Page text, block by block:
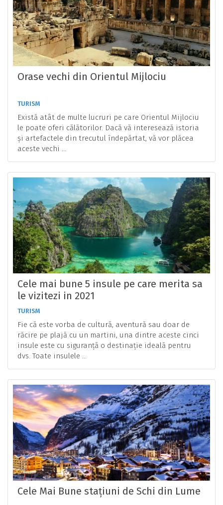
Orase vechi din Orientul Mijlociu
TURISM
Există atât de multe lucruri pe care Orientul Mijlociu
le poate oferi călătorilor. Dacă vă interesează istoria
și artefactele din trecutul îndepărtat, vă vor plăcea
aceste vechi ...
Cele mai bune 5 insule pe care merita sa
le vizitezi in 2021
TURISM
Fie că este vorba de cultură, aventură sau doar de
răcire pe plajă cu un martini, una dintre aceste cinci
insule este cu siguranță o destinație ideală pentru
dvs. Toate insulele ...
Cele Mai Bune stațiuni de Schi din Lume